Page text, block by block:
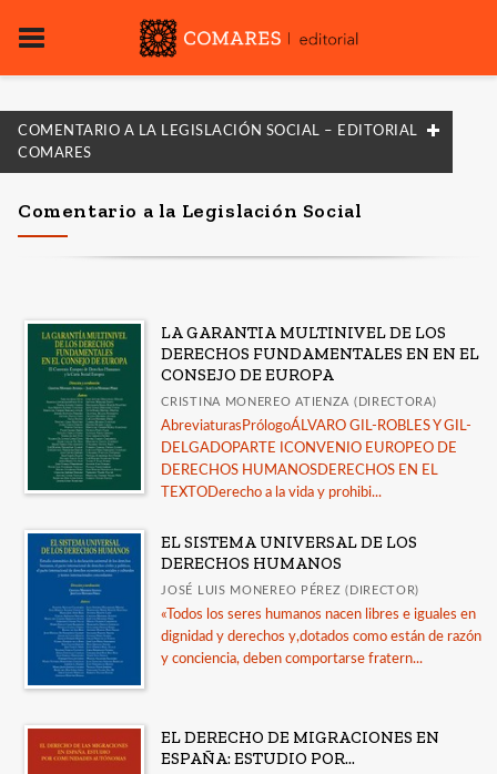
COMENTARIO A LA LEGISLACIÓN SOCIAL – EDITORIAL
COMARES
FILTRADO POR:
MATERIAS
Ciencias de la Vida
Procesal
Sociedad de la Información
Eclesiástico
Civil
General
Medicina Legal
Internacional
Laboral
Ver todas... (18)
Comentario a la Legislación Social
LA GARANTIA MULTINIVEL DE LOS
DERECHOS FUNDAMENTALES EN EN EL
CONSEJO DE EUROPA
CRISTINA MONEREO ATIENZA (DIRECTORA)
AbreviaturasPrólogoÁLVARO GIL-ROBLES Y GIL-
DELGADOPARTE ICONVENIO EUROPEO DE
DERECHOS HUMANOSDERECHOS EN EL
TEXTODerecho a la vida y prohibi...
EL SISTEMA UNIVERSAL DE LOS
DERECHOS HUMANOS
JOSÉ LUIS MONEREO PÉREZ (DIRECTOR)
«Todos los seres humanos nacen libres e iguales en
dignidad y derechos y,dotados como están de razón
y conciencia, deben comportarse fratern...
EL DERECHO DE MIGRACIONES EN
ESPAÑA: ESTUDIO POR...